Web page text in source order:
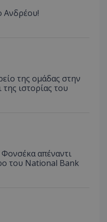
Ανδρέου!
της ομάδας στην
ιστορίας του
απέναντι
του National Bank